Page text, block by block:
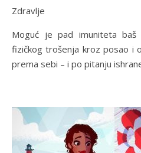
Zdravlje
Moguć je pad imuniteta
fizičkog trošenja kroz posao i
prema sebi – i po pitanju